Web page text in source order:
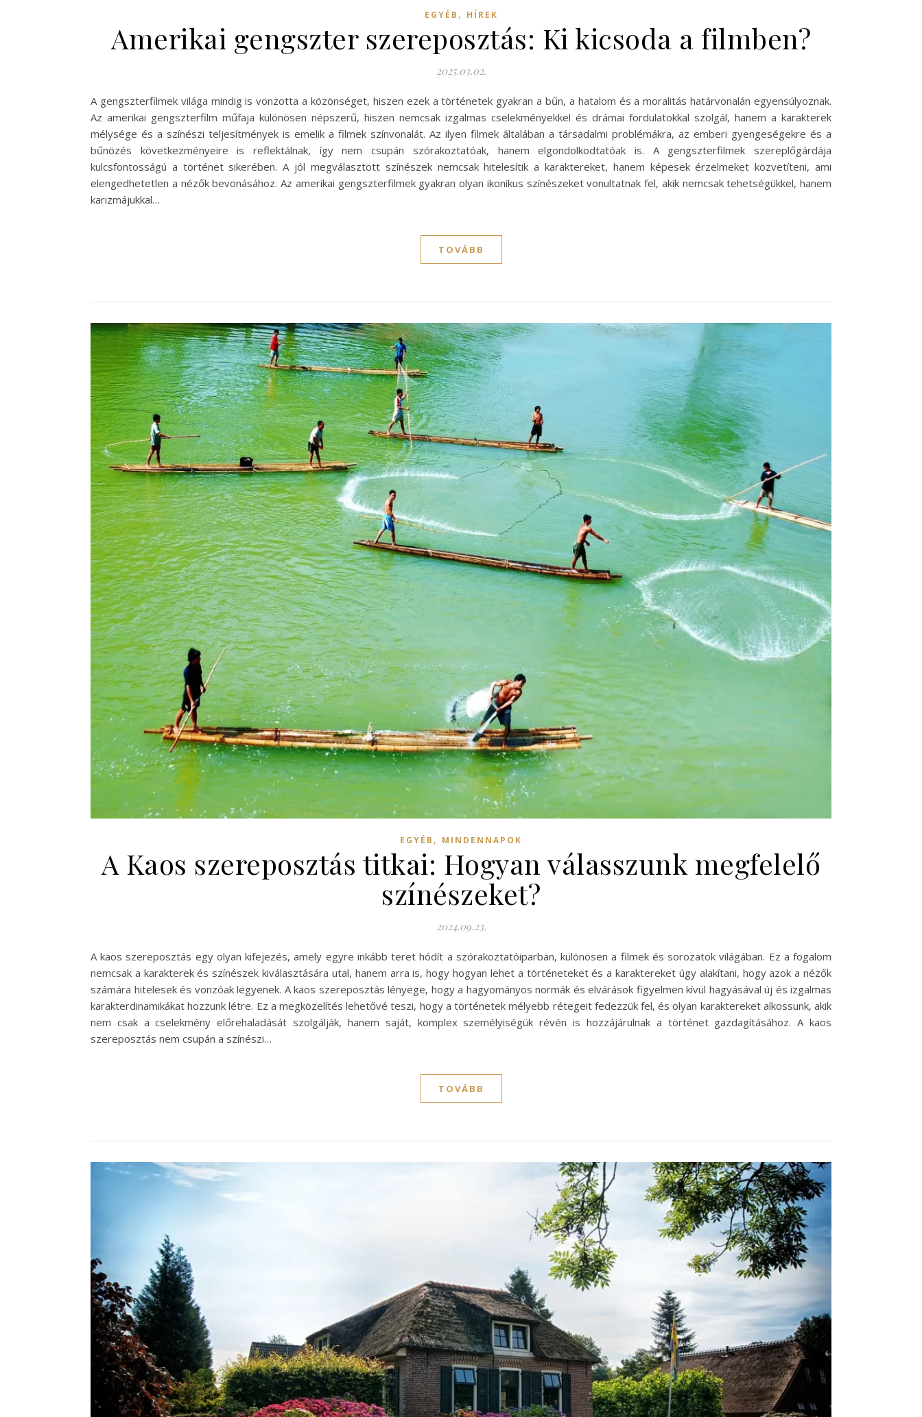
EGYÉB , HÍREK
Amerikai gengszter szereposztás: Ki kicsoda a filmben?
2025.03.02.
A gengszterfilmek világa mindig is vonzotta a közönséget, hiszen ezek a történetek gyakran a bűn, a hatalom és a moralitás határvonalán egyensúlyoznak.
Az amerikai gengszterfilm műfaja különösen népszerű, hiszen nemcsak izgalmas cselekményekkel és drámai fordulatokkal szolgál, hanem a karakterek
mélysége és a színészi teljesítmények is emelik a filmek színvonalát. Az ilyen filmek általában a társadalmi problémákra, az emberi gyengeségekre és a
bűnözés következményeire is reflektálnak, így nem csupán szórakoztatóak, hanem elgondolkodtatóak is. A gengszterfilmek szereplőgárdája
kulcsfontosságú a történet sikerében. A jól megválasztott színészek nemcsak hitelesítik a karaktereket, hanem képesek érzelmeket közvetíteni, ami
elengedhetetlen a nézők bevonásához. Az amerikai gengszterfilmek gyakran olyan ikonikus színészeket vonultatnak fel, akik nemcsak tehetségükkel, hanem
karizmájukkal…
TOVÁBB
EGYÉB , MINDENNAPOK
A Kaos szereposztás titkai: Hogyan válasszunk megfelelő
színészeket?
2024.09.23.
A kaos szereposztás egy olyan kifejezés, amely egyre inkább teret hódít a szórakoztatóiparban, különösen a filmek és sorozatok világában. Ez a fogalom
nemcsak a karakterek és színészek kiválasztására utal, hanem arra is, hogy hogyan lehet a történeteket és a karaktereket úgy alakítani, hogy azok a nézők
számára hitelesek és vonzóak legyenek. A kaos szereposztás lényege, hogy a hagyományos normák és elvárások figyelmen kívül hagyásával új és izgalmas
karakterdinamikákat hozzunk létre. Ez a megközelítés lehetővé teszi, hogy a történetek mélyebb rétegeit fedezzük fel, és olyan karaktereket alkossunk, akik
nem csak a cselekmény előrehaladását szolgálják, hanem saját, komplex személyiségük révén is hozzájárulnak a történet gazdagításához. A kaos
szereposztás nem csupán a színészi…
TOVÁBB